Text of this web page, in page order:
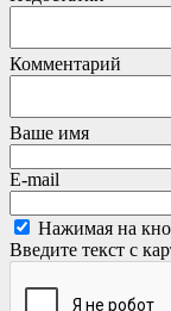
Комментарий
Ваше имя
E-mail
Нажимая на
Введите текст с